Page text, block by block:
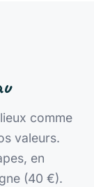
comme
valeurs.
en
(40 €).